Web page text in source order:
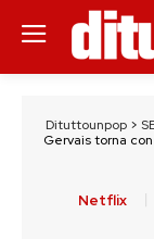
Dituttounpop >
Gervais torna
Netflix